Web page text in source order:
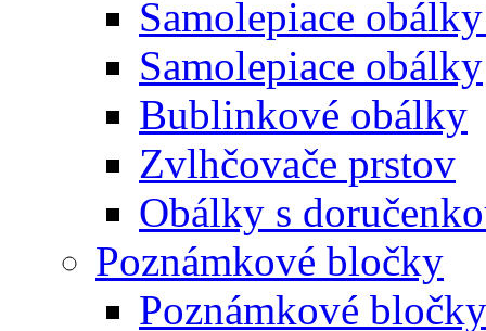
Samolepiace
Samolepiace obálky
Bublinkové obálky
Zvlhčovače prstov
Obálky s
Poznámkové bločky
Poznámkové